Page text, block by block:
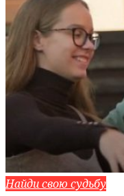
Найди свою судьбу